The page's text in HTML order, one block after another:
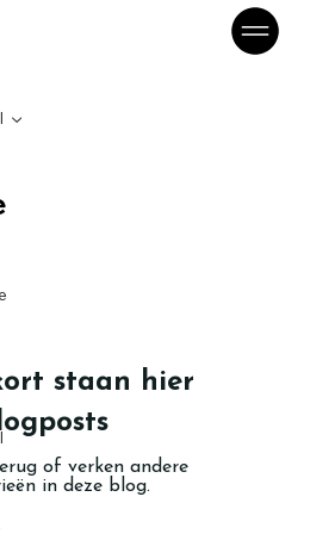
staan hier
of verken andere
in deze blog.